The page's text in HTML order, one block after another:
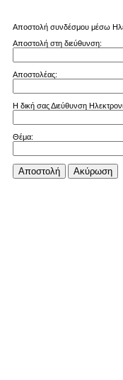
Αποστολή συνδέσμου μέσω
Αποστολή στη διεύθυνση:
Αποστολέας:
Η δική σας Διεύθυνση
Θέμα:
Αποστολή Aκύρωση